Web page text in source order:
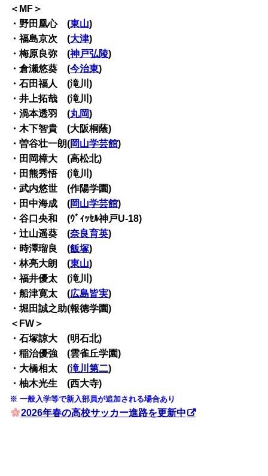
＜MF＞
・野田凰心 (東山)
・福島京次 (大津)
・梅原良弥 (神戸弘陵)
・倉瀬悠葵 (今治東)
・石田福人 (滝川)
・井上拓哉 (滝川)
・渦本透羽 (丸岡)
・木下智貴 (大阪桐蔭)
・曽谷壮一朗(岡山学芸館)
・田岡樟大 (高松北)
・田熊秀悟 (滝川)
・武内悠世 (作陽学園)
・田中海成 (岡山学芸館)
・谷口央和 (ｳﾞｨｯｾﾙ神戸U-18)
・辻山遥葵 (奈良育英)
・時澤瑠良 (飯塚)
・林亮大朗 (東山)
・福井優太 (滝川)
・船津寛太 (広島皆実)
・堀田誠之助(報徳学園)
＜FW＞
・石塚諒大 (明石北)
・稲治優強 (雲雀丘学園)
・大橋相太 (滝川第二)
・柚木光生 (西大寺)
※ 一般入学等で新入部員が追加される場合あり
2026年春の高校サッカー進路を更新中